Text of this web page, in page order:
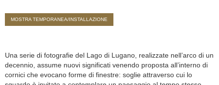
MOSTRA TEMPORANEA/INSTALLAZIONE
Una serie di fotografie del Lago di Lugano, realizzate nell’arco di un
decennio, assume nuovi significati venendo proposta all’interno di
cornici che evocano forme di finestre: soglie attraverso cui lo